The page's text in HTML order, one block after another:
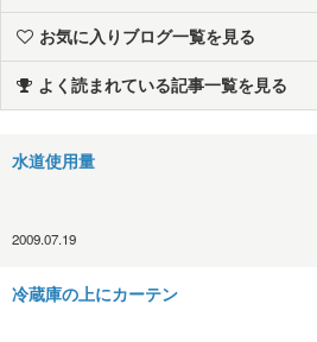
お気に入りブログ一覧を見る
よく読まれている記事一覧を見る
水道使用量
2009.07.19
冷蔵庫の上にカーテン